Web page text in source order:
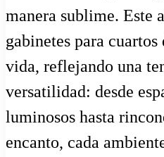
manera sublime. Este
gabinetes para
vida, reflejando una
versatilidad: desde
luminosos hasta
encanto, cada